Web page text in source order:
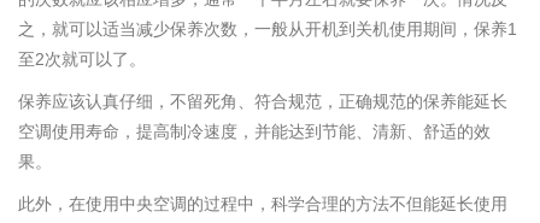
之，就可以适当减少保养次数，一般从开机到关机使用期间，保养1
至2次就可以了。
保养应该认真仔细，不留死角、符合规范，正确规范的保养能延长
空调使用寿命，提高制冷速度，并能达到节能、清新、舒适的效
果。
此外，在使用中央空调的过程中，科学合理的方法不但能延长使用